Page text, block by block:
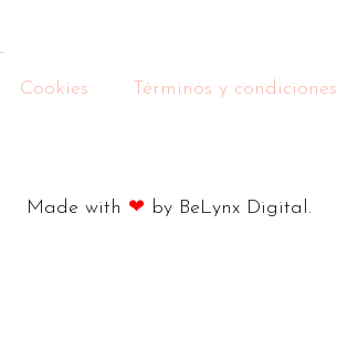
Cookies Términos y condiciones
Made with ❤ by BeLynx Digital.​​